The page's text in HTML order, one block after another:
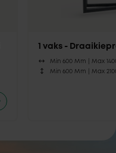
1 vaks -
Min 600 Mm |Max
Min 600 Mm |Max